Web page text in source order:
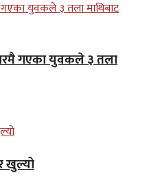
गएका युवकले ३ तला
खुल्यो